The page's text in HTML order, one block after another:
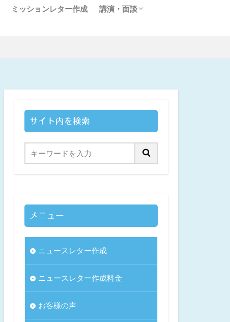
ミッションレター作成 講演・面談
サイト内を検索
メニュー
ニュースレター作成
ニュースレター作成料金
お客様の声